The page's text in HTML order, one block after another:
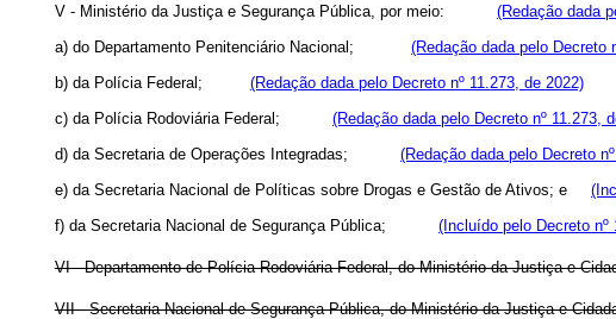
V - Ministério da Justiça e Segurança Pública, por meio:
(Redação dada
a) do Departamento Penitenciário Nacional;
(Redação dada pelo Decreto
b) da Polícia Federal;
(Redação dada pelo Decreto nº 11.273, de 2022)
c) da Polícia Rodoviária Federal;
(Redação dada pelo Decreto nº 11.273,
d) da Secretaria de Operações Integradas;
(Redação dada pelo Decreto
e) da Secretaria Nacional de Políticas sobre Drogas e Gestão de Ativos; e
f) da Secretaria Nacional de Segurança Pública;
(Incluído pelo Decreto nº
VI - Departamento de Polícia Rodoviária Federal, do Ministério da Justiça e
VII - Secretaria Nacional de Segurança Pública, do Ministério da Justiça e